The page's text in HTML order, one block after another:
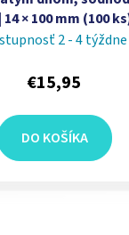
14 × 100 mm (100
2 - 4 týždne
€15,95
DO KOŠÍKA